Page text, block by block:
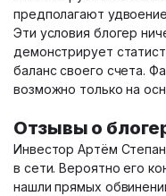
предполагают
Эти условия блогер
демонстрирует
баланс своего счета.
возможно только на
Отзывы о
Инвестор Артём
в сети. Вероятно его
нашли прямых